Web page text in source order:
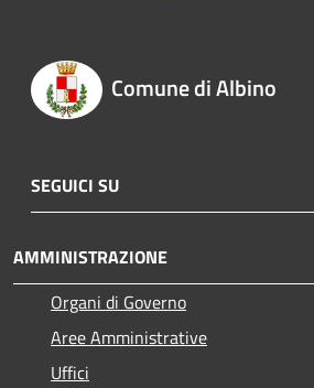
Comune di Albino
SEGUICI SU
AMMINISTRAZIONE
Organi di Governo
Aree Amministrative
Uffici